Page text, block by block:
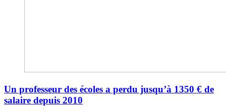
Un professeur des écoles a perdu jusqu’à 1350 € de
salaire depuis 2010